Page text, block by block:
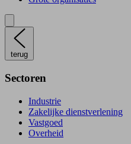
terug
Sectoren
Industrie
Zakelijke dienstverlening
Vastgoed
Overheid